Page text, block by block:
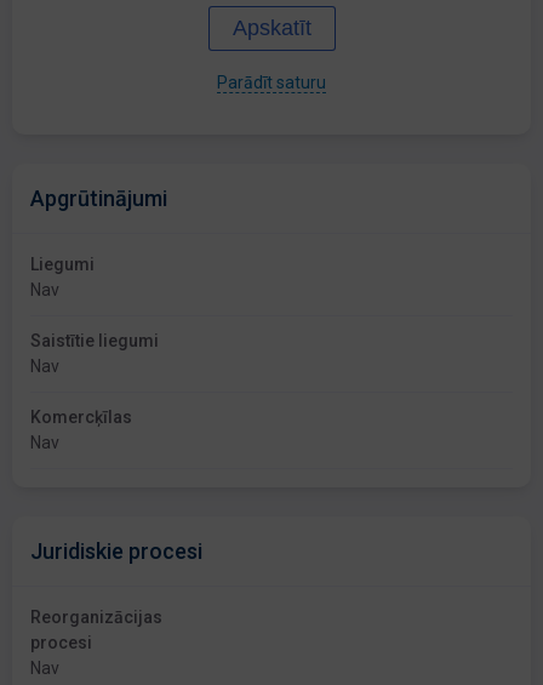
Apskatīt
Parādīt saturu
Apgrūtinājumi
Liegumi
Nav
Saistītie liegumi
Nav
Komercķīlas
Nav
Juridiskie procesi
Reorganizācijas
procesi
Nav